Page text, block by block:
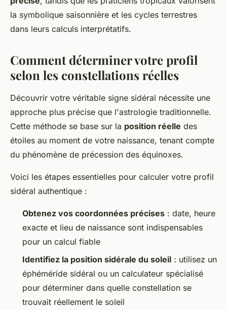
la symbolique saisonnière et les cycles terrestres
dans leurs calculs interprétatifs.
Comment déterminer votre profil
selon les constellations réelles
Découvrir votre véritable signe sidéral nécessite une
approche plus précise que l'astrologie traditionnelle.
Cette méthode se base sur la position réelle des
étoiles au moment de votre naissance, tenant compte
du phénomène de précession des équinoxes.
Voici les étapes essentielles pour calculer votre profil
sidéral authentique :
Obtenez vos coordonnées précises : date, heure
exacte et lieu de naissance sont indispensables
pour un calcul fiable
Identifiez la position sidérale du soleil : utilisez un
éphéméride sidéral ou un calculateur spécialisé
pour déterminer dans quelle constellation se
trouvait réellement le soleil